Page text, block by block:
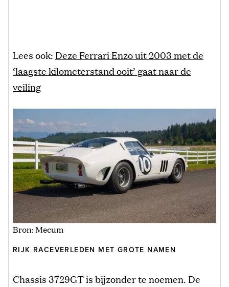
Lees ook: Deze Ferrari Enzo uit 2003 met de
‘laagste kilometerstand ooit’ gaat naar de
veiling
Bron: Mecum
RIJK RACEVERLEDEN MET GROTE NAMEN
Chassis 3729GT is bijzonder te noemen. De